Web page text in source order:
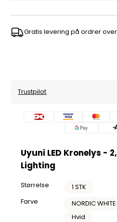
Gratis levering på ordrer over
Trustpilot
Uyuni LED Kronelys -
Lighting
Størrelse
1 STK
Farve
NORDIC WHITE
Hvid